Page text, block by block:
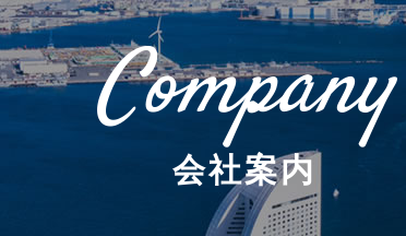
Company
会社案内